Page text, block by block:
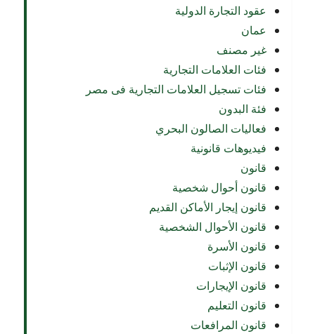
عقود التجارة الدولية
عمان
غير مصنف
فئات العلامات التجارية
فئات تسجيل العلامات التجارية فى مصر
فئة البدون
فعاليات الصالون البحري
فيديوهات قانونية
قانون
قانون أحوال شخصية
قانون إيجار الأماكن القديم
قانون الأحوال الشخصية
قانون الأسرة
قانون الإثبات
قانون الإيجارات
قانون التعليم
قانون المرافعات